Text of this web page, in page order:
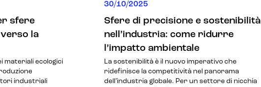
sfere
la
materiali ecologici
industriali
30/10/2025
Sfere di precisione e sostenibilità
nell’industria: come ridurre
l’impatto ambientale
La sostenibilità è il nuovo imperativo che
ridefinisce la competitività nel panorama
dell’industria globale. Per un settore di nicchia